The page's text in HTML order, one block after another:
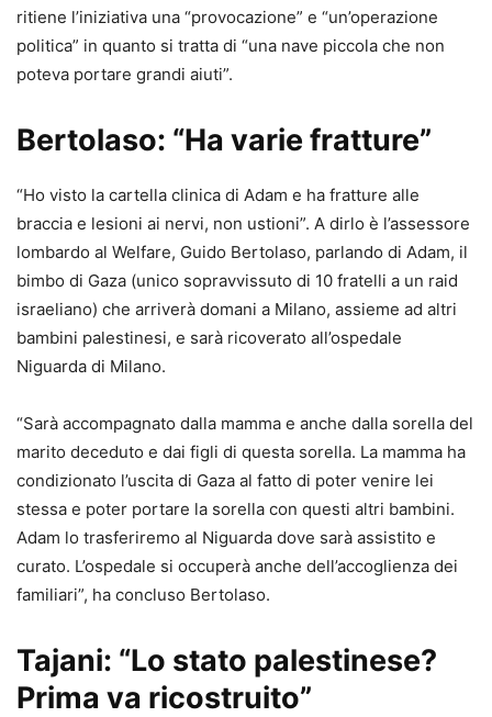
ritiene l’iniziativa una “provocazione” e “un’operazione
politica” in quanto si tratta di “una nave piccola che non
poteva portare grandi aiuti”.
Bertolaso: “Ha varie fratture”
“Ho visto la cartella clinica di Adam e ha fratture alle
braccia e lesioni ai nervi, non ustioni”. A dirlo è l’assessore
lombardo al Welfare, Guido Bertolaso, parlando di Adam, il
bimbo di Gaza (unico sopravvissuto di 10 fratelli a un raid
israeliano) che arriverà domani a Milano, assieme ad altri
bambini palestinesi, e sarà ricoverato all’ospedale
Niguarda di Milano.
“Sarà accompagnato dalla mamma e anche dalla sorella del
marito deceduto e dai figli di questa sorella. La mamma ha
condizionato l’uscita di Gaza al fatto di poter venire lei
stessa e poter portare la sorella con questi altri bambini.
Adam lo trasferiremo al Niguarda dove sarà assistito e
curato. L’ospedale si occuperà anche dell’accoglienza dei
familiari”, ha concluso Bertolaso.
Tajani: “Lo stato palestinese?
Prima va ricostruito”